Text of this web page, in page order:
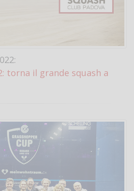
torna il grande squash a